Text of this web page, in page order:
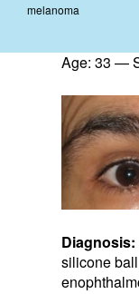
melanoma
Age: 33 —
Diagnosis:
silicone